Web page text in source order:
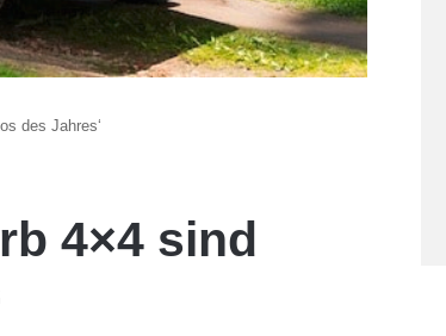
des Jahres‘
4×4 sind